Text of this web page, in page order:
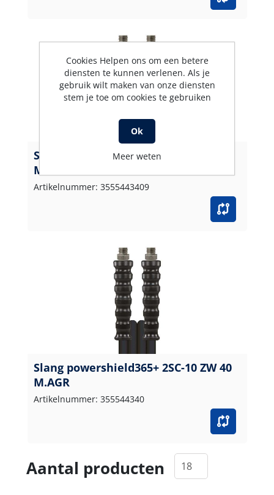
Slang powershield365+ 2SC-10 ZW 40
M.AGR
Artikelnummer: 3555443409
Slang powershield365+ 2SC-10 ZW 40
M.AGR
Artikelnummer: 355544340
Aantal producten
Cookies Helpen ons om een betere
diensten te kunnen verlenen. Als je
gebruik wilt maken van onze diensten
stem je toe om cookies te gebruiken
Ok
Meer weten